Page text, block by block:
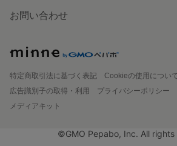
お問い合わせ
特定商取引法に基づく表記
Cookieの使用について
広告識別子の取得・利用
プライバシーポリシー
メディアキット
©GMO Pepabo, Inc. All rights